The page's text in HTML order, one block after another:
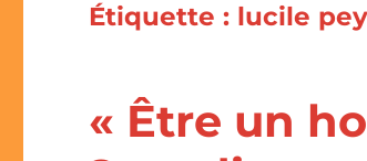
Étiquette : lucile
« Être un